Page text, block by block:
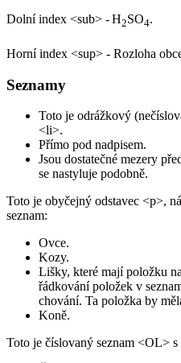
Dolní index <sub> -H2SO4.
Horní index <sup> - Rozloha
Seznamy
Toto je odrážkový
<li>.
Přímo pod nadpisem.
Jsou dostatečné mezery
se nastyluje podobně.
Toto je obyčejný odstavec <p>,
seznam:
Ovce.
Kozy.
Lišky, které mají položku
řádkování položek v
chování. Ta položka by
Koně.
Toto je číslovaný seznam <OL>